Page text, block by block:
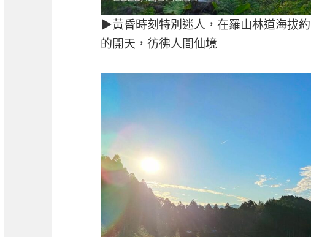
▶黃昏時刻特別迷人，在羅山林道海拔
的開天，彷彿人間仙境